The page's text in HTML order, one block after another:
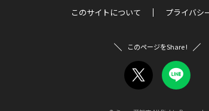
このサイトについて プライバシ
このページをShare !